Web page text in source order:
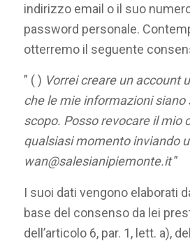
indirizzo email o il suo
password personale.
otterremo il seguente
” ( ) Vorrei creare un account
che le mie informazioni siano
scopo. Posso revocare il mio
qualsiasi momento inviando
wan@salesianipiemonte.it”
I suoi dati vengono elaborati
base del consenso da lei
dell’articolo 6, par. 1, lett. a),